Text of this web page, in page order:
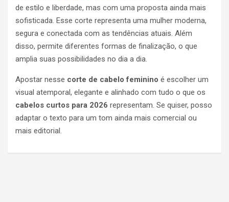
de estilo e liberdade, mas com uma proposta ainda mais
sofisticada. Esse corte representa uma mulher moderna,
segura e conectada com as tendências atuais. Além
disso, permite diferentes formas de finalização, o que
amplia suas possibilidades no dia a dia.
Apostar nesse corte de cabelo feminino é escolher um
visual atemporal, elegante e alinhado com tudo o que os
cabelos curtos para 2026 representam. Se quiser, posso
adaptar o texto para um tom ainda mais comercial ou
mais editorial.